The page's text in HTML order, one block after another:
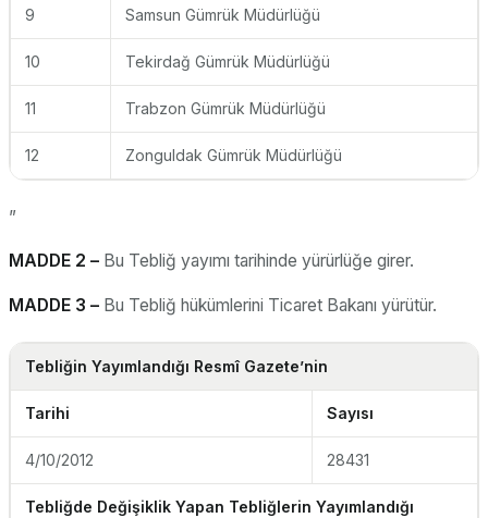
9 Samsun Gümrük Müdürlüğü
10 Tekirdağ Gümrük Müdürlüğü
11 Trabzon Gümrük Müdürlüğü
12 Zonguldak Gümrük Müdürlüğü
”
MADDE 2 – Bu Tebliğ yayımı tarihinde yürürlüğe girer.
MADDE 3 – Bu Tebliğ hükümlerini Ticaret Bakanı yürütür.
Tebliğin Yayımlandığı Resmî Gazete’nin
Tarihi Sayısı
4/10/2012 28431
Tebliğde Değişiklik Yapan Tebliğlerin Yayımlandığı